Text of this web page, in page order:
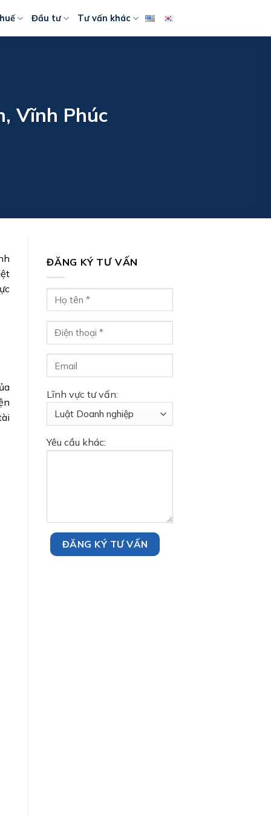
Đầu tư Tư vấn khác
Vĩnh Phúc
ĐĂNG KÝ TƯ VẤN
Lĩnh vực tư vấn:
Yêu cầu khác: